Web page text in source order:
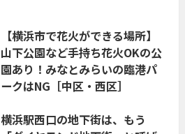
【横浜市で花火ができる場所】
山下公園など手持ち花火OKの公
園あり！みなとみらいの臨港パ
ークはNG［中区・西区］
横浜駅西口の地下街は、もう